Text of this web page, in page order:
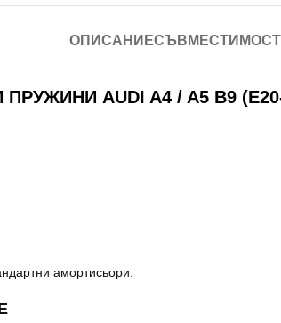
ОПИСАНИЕСЪВМЕСТИМОСТ
AUDI A4 / A5 B9
амортисьори.